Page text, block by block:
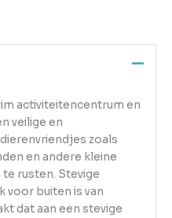
activiteitencentrum en
veilige en
zoals
en andere kleine
rusten. Stevige
voor buiten is van
dat aan een stevige